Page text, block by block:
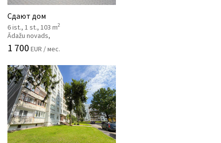
Сдают дом
6 ist., 1 st., 103 m2
Ādažu novads,
1 700 EUR / мес.